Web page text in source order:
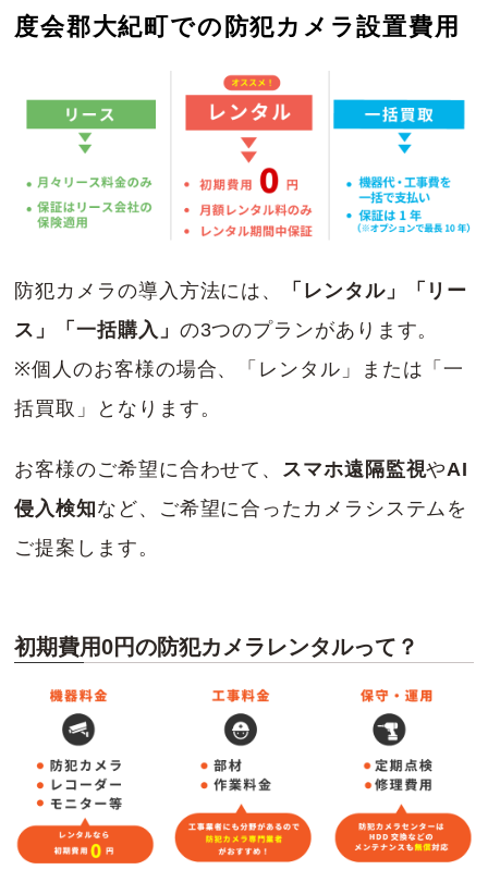
度会郡大紀町での防犯カメラ設置費用
防犯カメラの導入方法には、
「レンタル」「リー
ス」「一括購入」 の3つのプランがあります。
※個人のお客様の場合、「レンタル」または「一
括買取」となります。
お客様のご希望に合わせて、 スマホ遠隔監視やAI
侵入検知など、ご希望に合ったカメラシステムを
ご提案します。
初期費用0円の防犯カメラレンタルって？